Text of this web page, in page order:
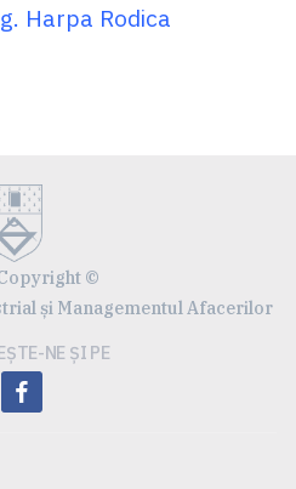
Harpa Rodica
©
și Managementul Afacerilor
NE ȘI PE